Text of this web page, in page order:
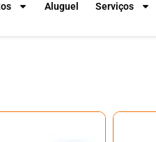
Aluguel Serviços